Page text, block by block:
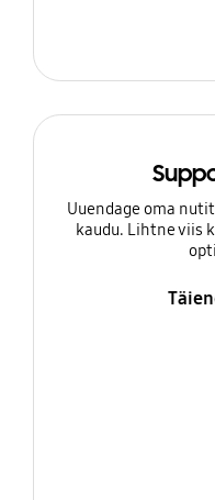
Uuendage oma
kaudu. Lihtne viis